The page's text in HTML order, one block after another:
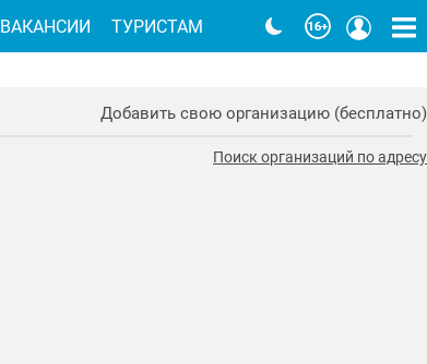
Добавить свою организацию (бесплатно)
Поиск организаций по адресу
ВАКАНСИИ ТУРИСТАМ